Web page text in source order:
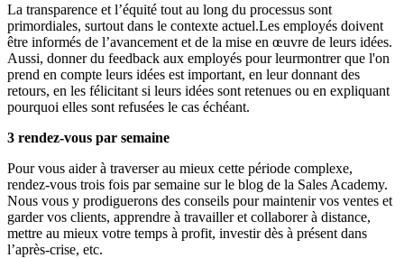
La transparence et l’équité tout au long du processus sont
primordiales, surtout dans le contexte actuel.Les employés doivent
être informés de l’avancement et de la mise en œuvre de leurs idées.
Aussi, donner du feedback aux employés pour leurmontrer que l'on
prend en compte leurs idées est important, en leur donnant des
retours, en les félicitant si leurs idées sont retenues ou en expliquant
pourquoi elles sont refusées le cas échéant.
3 rendez-vous par semaine
Pour vous aider à traverser au mieux cette période complexe,
rendez-vous trois fois par semaine sur le blog de la Sales Academy.
Nous vous y prodiguerons des conseils pour maintenir vos ventes et
garder vos clients, apprendre à travailler et collaborer à distance,
mettre au mieux votre temps à profit, investir dès à présent dans
l’après-crise, etc.